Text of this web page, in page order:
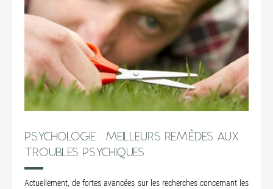
PSYCHOLOGIE : MEILLEURS REMÈDES AUX
TROUBLES PSYCHIQUES
Actuellement, de fortes avancées sur les recherches concernant les